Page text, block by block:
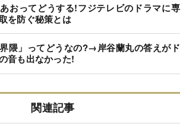
あおってどうする!フジテレビのドラマに専
を防ぐ秘策とは
界隈」ってどうなの?→岸谷蘭丸の答えがド
音も出なかった!
関連記事